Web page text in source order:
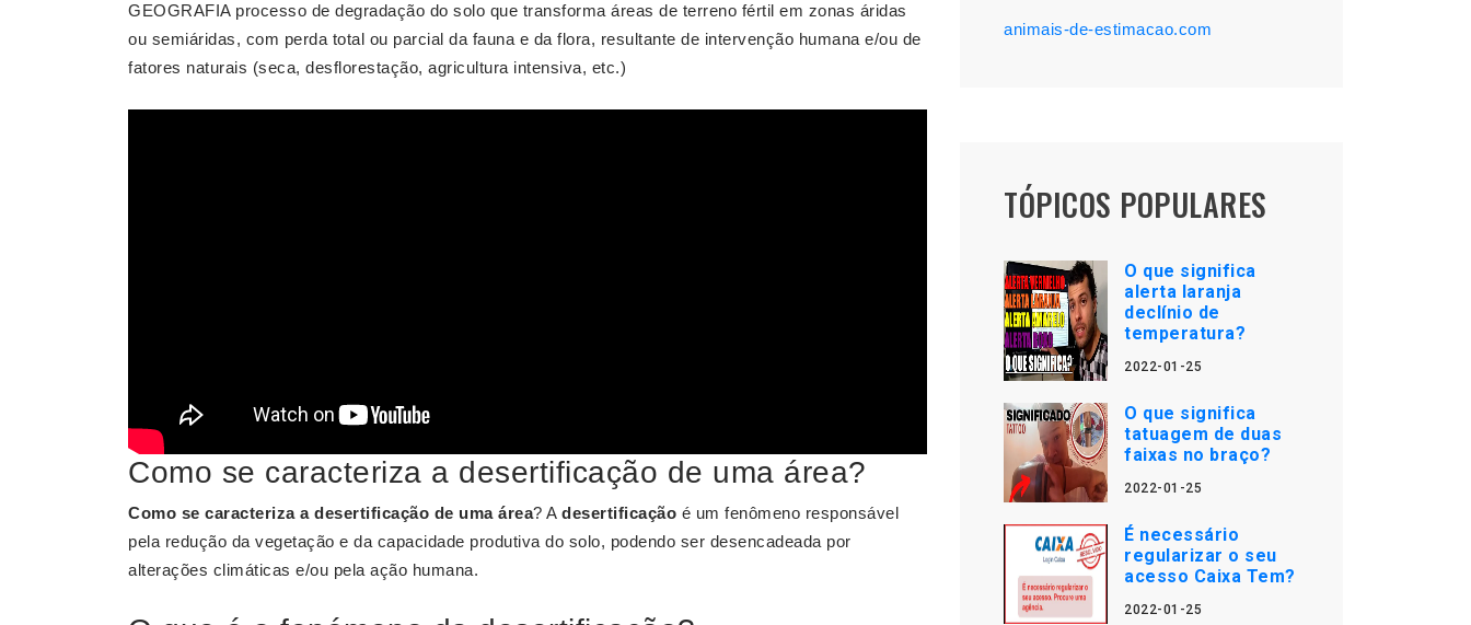
GEOGRAFIA processo de degradação do solo que transforma áreas de terreno fértil em zonas áridas
ou semiáridas, com perda total ou parcial da fauna e da flora, resultante de intervenção humana e/ou de
fatores naturais (seca, desflorestação, agricultura intensiva, etc.)
Como se caracteriza a desertificação de uma área?
Como se caracteriza a desertificação de uma área? A desertificação é um fenômeno responsável
pela redução da vegetação e da capacidade produtiva do solo, podendo ser desencadeada por
alterações climáticas e/ou pela ação humana.
animais-de-estimacao.com
TÓPICOS POPULARES
O que significa
alerta laranja
declínio de
temperatura?
2022-01-25
O que significa
tatuagem de duas
faixas no braço?
2022-01-25
É necessário
regularizar o seu
acesso Caixa Tem?
2022-01-25